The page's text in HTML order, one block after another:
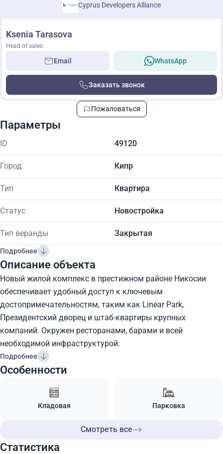
Cyprus Developers Alliance
Ksenia Tarasova
Head of sales
Email WhatsApp
Заказать звонок
Пожаловаться
Параметры
ID 49120
Город Кипр
Тип Квартира
Статус Новостройка
Тип веранды Закрытая
Подробнее
Описание объекта
Новый жилой комплекс в престижном районе Никосии
обеспечивает удобный доступ к ключевым
достопримечательностям, таким как Linear Park,
Президентский дворец и штаб-квартиры крупных
компаний. Окружен ресторанами, барами и всей
необходимой инфраструктурой.
Подробнее
Особенности
Кладовая Парковка
Смотреть все
Статистика